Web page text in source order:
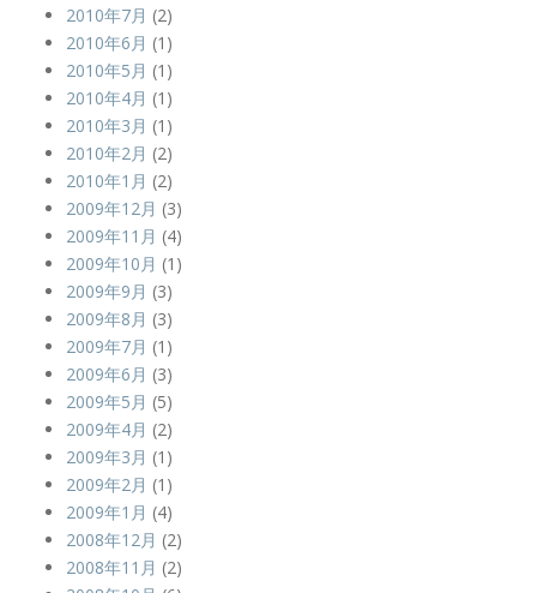
2010年7月 (2)
2010年6月 (1)
2010年5月 (1)
2010年4月 (1)
2010年3月 (1)
2010年2月 (2)
2010年1月 (2)
2009年12月 (3)
2009年11月 (4)
2009年10月 (1)
2009年9月 (3)
2009年8月 (3)
2009年7月 (1)
2009年6月 (3)
2009年5月 (5)
2009年4月 (2)
2009年3月 (1)
2009年2月 (1)
2009年1月 (4)
2008年12月 (2)
2008年11月 (2)